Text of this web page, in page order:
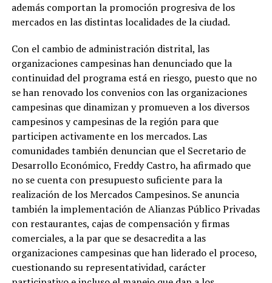
además comportan la promoción progresiva de los
mercados en las distintas localidades de la ciudad.
Con el cambio de administración distrital, las
organizaciones campesinas han denunciado que la
continuidad del programa está en riesgo, puesto que no
se han renovado los convenios con las organizaciones
campesinas que dinamizan y promueven a los diversos
campesinos y campesinas de la región para que
participen activamente en los mercados. Las
comunidades también denuncian que el Secretario de
Desarrollo Económico, Freddy Castro, ha afirmado que
no se cuenta con presupuesto suficiente para la
realización de los Mercados Campesinos. Se anuncia
también la implementación de Alianzas Público Privadas
con restaurantes, cajas de compensación y firmas
comerciales, a la par que se desacredita a las
organizaciones campesinas que han liderado el proceso,
cuestionando su representatividad, carácter